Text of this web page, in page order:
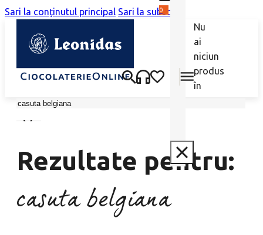
Sari la conținutul principal Sari la subsol
0
Nu
ai
niciun
produs
în
Caută
Rezultate pentru:
casuta belgiana